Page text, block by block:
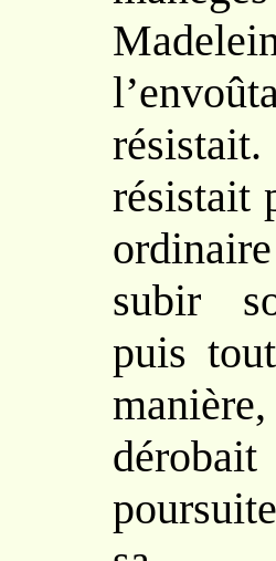
résistait
subir
puis